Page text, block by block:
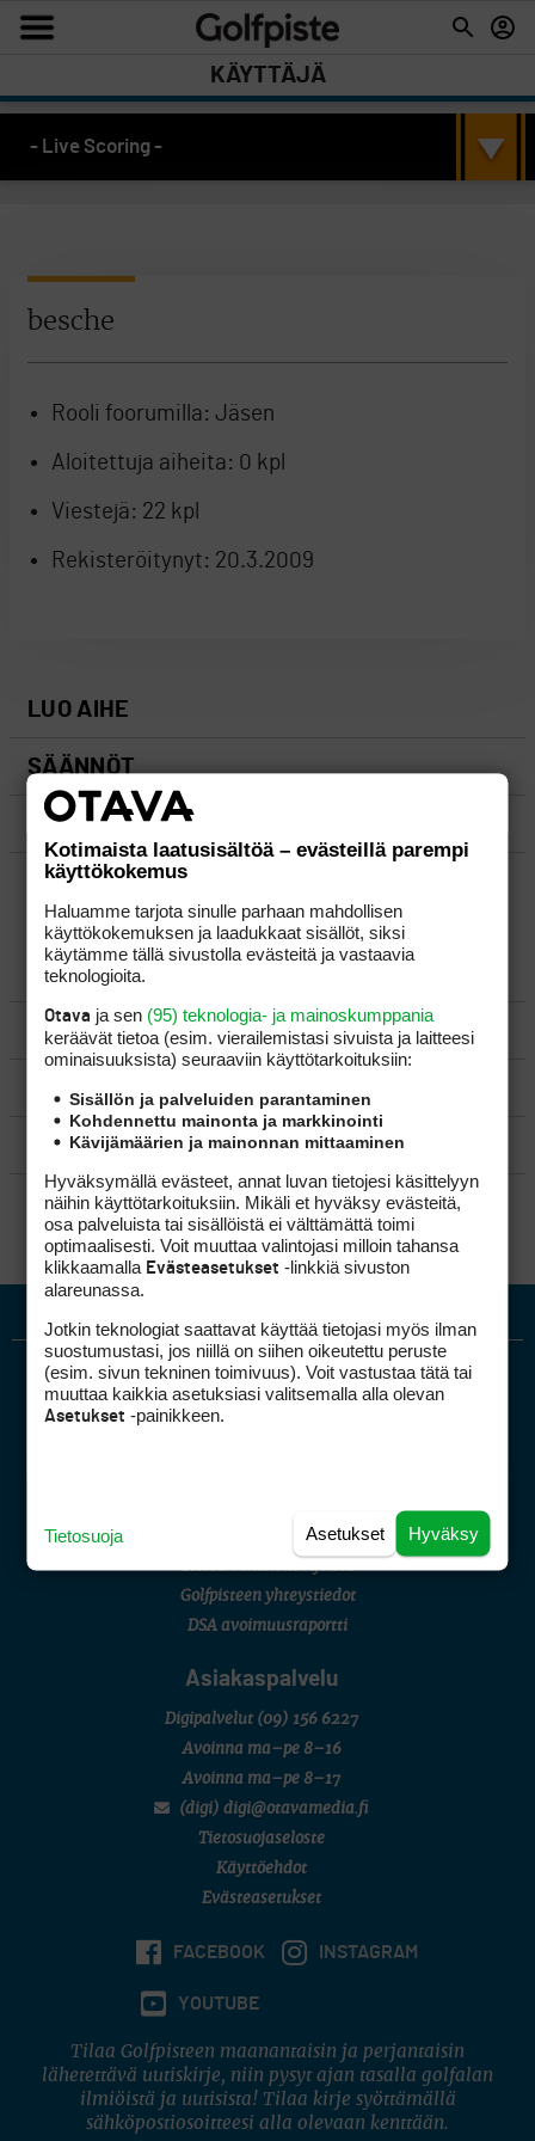
KÄYTTÄJÄ
- Live Scoring -
besche
Rooli foorumilla: Jäsen
Aloitettuja aiheita: 0 kpl
Viestejä: 22 kpl
Rekisteröitynyt: 20.3.2009
LUO AIHE
SÄÄNNÖT
OHJEET
UUSIMMAT VIESTIKETJUT
YLEISTÄ
VÄLINEET
MATKAILU
KILPAGOLF & HARJOITTELU
SÄÄNNÖT
Mediahinnasto
Golfpisteen yhteystiedot
DSA avoimuusraportti
Asiakaspalvelu
Digipalvelut (09) 156 6227
Avoinna ma–pe 8–16
Avoinna ma–pe 8–17
(digi) digi@otavamedia.fi
Tietosuojaseloste
Käyttöehdot
Evästeasetukset
FACEBOOK INSTAGRAM
YOUTUBE
Tilaa Golfpisteen maanantaisin ja perjantaisin
lähetettävä uutiskirje, niin pysyt ajan tasalla golfalan
ilmiöistä ja uutisista! Tilaa kirje syöttämällä
sähköpostiosoitteesi alla olevaan kenttään.
Kotimaista laatusisältöä – evästeillä parempi
käyttökokemus
Haluamme tarjota sinulle parhaan mahdollisen
käyttökokemuksen ja laadukkaat sisällöt, siksi
käytämme tällä sivustolla evästeitä ja vastaavia
teknologioita.
Otava ja sen (95) teknologia- ja mainoskumppania
keräävät tietoa (esim. vierailemis­tasi sivuista ja laitteesi
ominaisuuk­sista) seuraaviin käyttötarkoituksiin:
Sisällön ja palveluiden parantaminen
Kohdennettu mainonta ja markkinointi
Kävijämäärien ja mainonnan mittaaminen
Hyväksymällä evästeet, annat luvan tietojesi käsittelyyn
näihin käyttötarkoituksiin. Mikäli et hyväksy evästeitä,
osa palveluista tai sisällöistä ei välttämättä toimi
optimaalisesti. Voit muuttaa valintojasi milloin tahansa
klikkaamalla Evästeasetukset -linkkiä sivuston
alareunassa.
Jotkin teknologiat saattavat käyttää tietojasi myös ilman
suostumustasi, jos niillä on siihen oikeutettu peruste
(esim. sivun tekninen toimivuus). Voit vastustaa tätä tai
muuttaa kaikkia asetuksiasi valitsemalla alla olevan
Asetukset -painikkeen.
Hyväksy
Asetukset
Tietosuoja